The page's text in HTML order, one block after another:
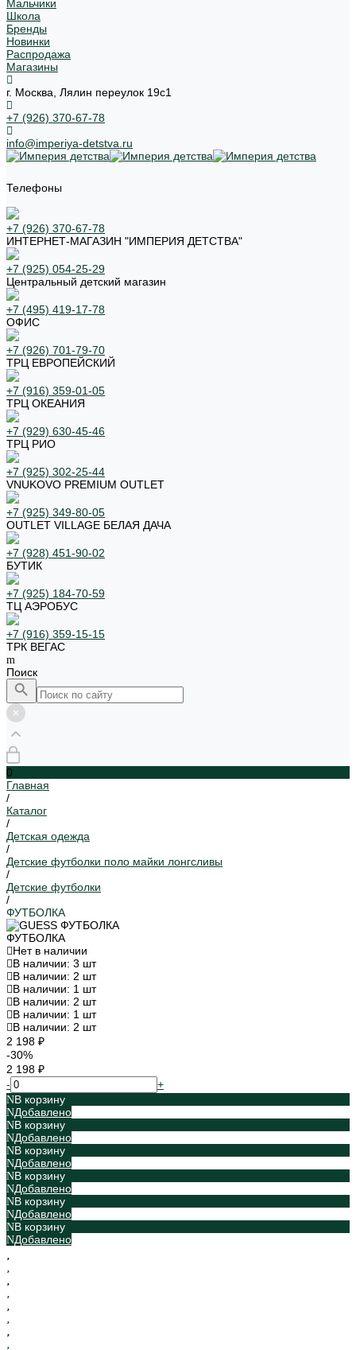
Мальчики
Школа
Бренды
Новинки
Распродажа
Магазины
г. Москва, Лялин переулок 19с1
+7 (926) 370-67-78
info@imperiya-detstva.ru
Телефоны
+7 (926) 370-67-78
ИНТЕРНЕТ-МАГАЗИН "ИМПЕРИЯ ДЕТСТВА"
+7 (925) 054-25-29
Центральный детский магазин
+7 (495) 419-17-78
ОФИС
+7 (926) 701-79-70
ТРЦ ЕВРОПЕЙСКИЙ
+7 (916) 359-01-05
ТРЦ ОКЕАНИЯ
+7 (929) 630-45-46
ТРЦ РИО
+7 (925) 302-25-44
VNUKOVO PREMIUM OUTLET
+7 (925) 349-80-05
OUTLET VILLAGE БЕЛАЯ ДАЧА
+7 (928) 451-90-02
БУТИК
+7 (925) 184-70-59
ТЦ АЭРОБУС
+7 (916) 359-15-15
ТРК ВЕГАС
Поиск
0
Главная
/
Каталог
/
Детская одежда
/
Детские футболки поло майки лонгсливы
/
Детские футболки
/
ФУТБОЛКА
ФУТБОЛКА
Нет в наличии
В наличии: 3 шт
В наличии: 2 шт
В наличии: 1 шт
В наличии: 2 шт
В наличии: 1 шт
В наличии: 2 шт
2 198 ₽
-30%
2 198 ₽
-
+
В корзину
Добавлено
В корзину
Добавлено
В корзину
Добавлено
В корзину
Добавлено
В корзину
Добавлено
В корзину
Добавлено